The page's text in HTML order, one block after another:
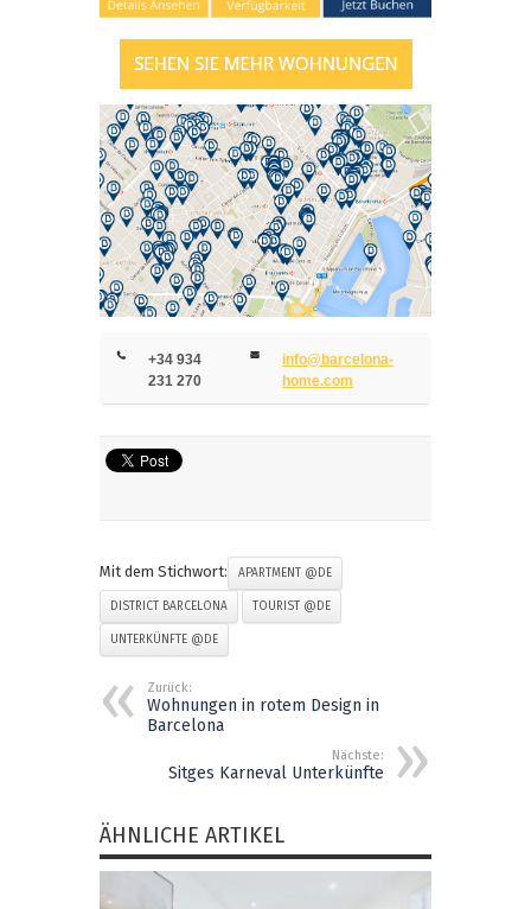
+34 934
231 270
info@barcelona-
home.com
Mit dem Stichwort: APARTMENT @DE
DISTRICT BARCELONA TOURIST @DE
UNTERKÜNFTE @DE
Zurück:
Wohnungen in rotem Design in
Barcelona
Nächste:
Sitges Karneval Unterkünfte
ÄHNLICHE ARTIKEL